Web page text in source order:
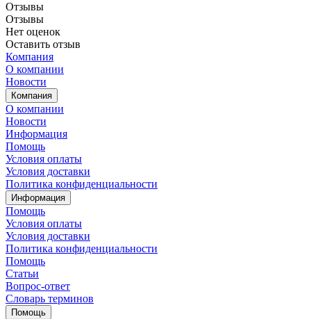
Отзывы
Отзывы
Нет оценок
Оставить отзыв
Компания
О компании
Новости
Компания
О компании
Новости
Информация
Помощь
Условия оплаты
Условия доставки
Политика конфиденциальности
Информация
Помощь
Условия оплаты
Условия доставки
Политика конфиденциальности
Помощь
Статьи
Вопрос-ответ
Словарь терминов
Помощь